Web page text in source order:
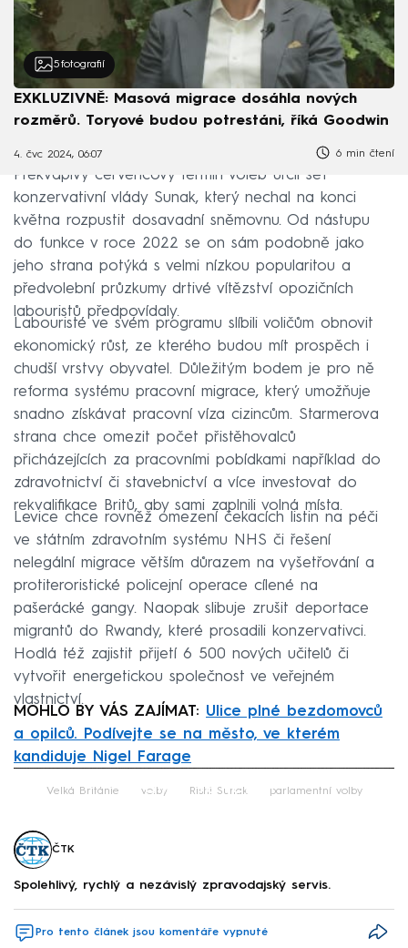
5 fotografií
EXKLUZIVNĚ: Masová migrace dosáhla nových
rozměrů. Toryové budou potrestáni, říká Goodwin
4. čvc 2024, 06:07 6 min čtení
Překvapivý červencový termín voleb určil šéf
konzervativní vlády Sunak, který nechal na konci
května rozpustit dosavadní sněmovnu. Od nástupu
do funkce v roce 2022 se on sám podobně jako
jeho strana potýká s velmi nízkou popularitou a
předvolební průzkumy drtivé vítězství opozičních
labouristů předpovídaly.
Labouristé ve svém programu slíbili voličům obnovit
ekonomický růst, ze kterého budou mít prospěch i
chudší vrstvy obyvatel. Důležitým bodem je pro ně
reforma systému pracovní migrace, který umožňuje
snadno získávat pracovní víza cizincům. Starmerova
strana chce omezit počet přistěhovalců
přicházejících za pracovními pobídkami například do
zdravotnictví či stavebnictví a více investovat do
rekvalifikace Britů, aby sami zaplnili volná místa.
Levice chce rovněž omezení čekacích listin na péči
ve státním zdravotním systému NHS či řešení
nelegální migrace větším důrazem na vyšetřování a
protiteroristické policejní operace cílené na
pašerácké gangy. Naopak slibuje zrušit deportace
migrantů do Rwandy, které prosadili konzervativci.
Hodlá též zajistit přijetí 6 500 nových učitelů či
vytvořit energetickou společnost ve veřejném
vlastnictví.
MOHLO BY VÁS ZAJÍMAT: Ulice plné bezdomovců
a opilců. Podívejte se na město, ve kterém
kandiduje Nigel Farage
Failed to fetch
Velká Británie volby Rishi Sunak parlamentní volby
ČTK
Spolehlivý, rychlý a nezávislý zpravodajský servis.
Pro tento článek jsou komentáře vypnuté